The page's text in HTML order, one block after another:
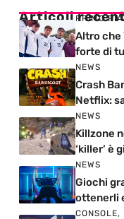
Articoli PRIMO
Altro che
forte di
NEWS
Crash
Netflix:
NEWS
Killzone
‘killer’ è
NEWS
Giochi
ottenerli
CONSOLE,